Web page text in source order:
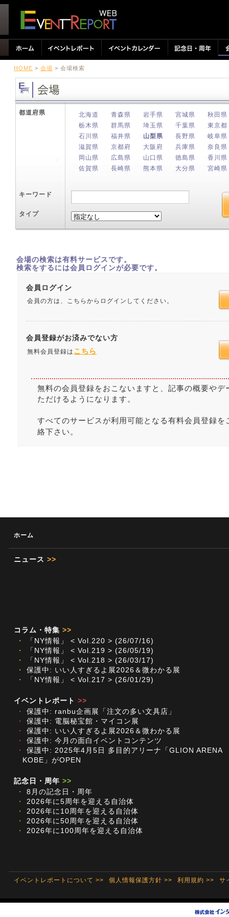
HOME > 会場 > 会場検索
都道府県 北海道 青森県 岩手県 宮城県
秋田県
栃木県
群馬県 埼玉県 千葉県
東京都
石川県
福井県 山梨県 長野県
岐阜県
滋賀県
京都府 大阪府 兵庫県
奈良県
岡山県
広島県 山口県 徳島県
香川県
佐賀県
長崎県 熊本県 大分県 宮崎県
キーワード
タイプ
会場の検索は有料サービスです。
検索をするには会員ログインが必要です。
会員ログイン
会員の方は、こちらからログインしてください。
会員登録がお済みでない方
無料会員登録は こちら
無料の会員登録をおこないますと、記事の概要や
ただけるようになります。
すべてのサービスが利用可能となる有料会員登録を
絡下さい。
ホーム
ニュース >>
コラム・特集 >>
・
「NY情報」 < Vol.220 > (26/07/16)
・
「NY情報」 < Vol.219 > (26/05/19)
・
「NY情報」 < Vol.218 > (26/03/17)
・
保護中: いい人すぎるよ展2026＆微わかる展
・
「NY情報」 < Vol.217 > (26/01/29)
イベントレポート >>
・
保護中: ranbu企画展「注文の多い文具店」
・
保護中: 電脳秘宝館・マイコン展
・
保護中: いい人すぎるよ展2026＆微わかる展
・
保護中: 今月の面白イベントコンテンツ
・
保護中: 2025年4月5日 多目的アリーナ「GLION ARENA
KOBE」がOPEN
記念日・周年 >>
・
8月の記念日・周年
・
2026年に5周年を迎える自治体
・
2026年に10周年を迎える自治体
・
2026年に50周年を迎える自治体
・
2026年に100周年を迎える自治体
イベントレポートについて >> 個人情報保護方針 >> 利用規約 >> サ